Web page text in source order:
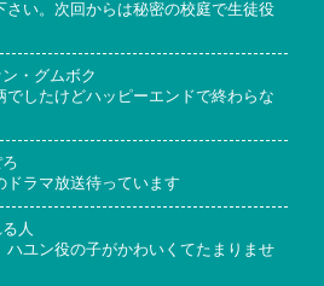
さい。次回からは秘密の校庭で生徒役
・グムボク
でしたけどハッピーエンドで終わらな
ドラマ放送待っています
人
ハユン役の子がかわいくてたまりませ